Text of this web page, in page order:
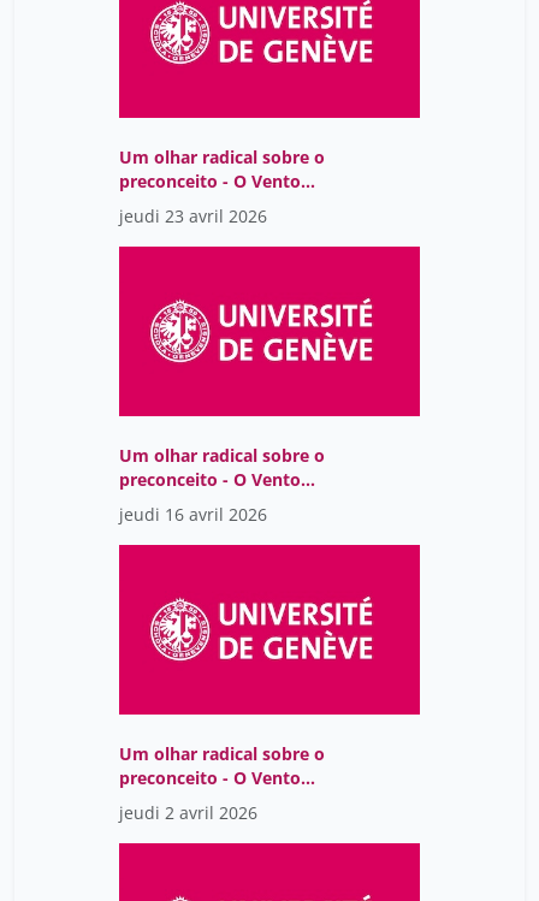
Um olhar radical sobre o
preconceito - O Vento
Assobiando nas Gruas,
de Lídia Jorge
jeudi 23 avril 2026
Um olhar radical sobre o
preconceito - O Vento
Assobiando nas Gruas,
de Lídia Jorge
jeudi 16 avril 2026
Um olhar radical sobre o
preconceito - O Vento
Assobiando nas Gruas,
de Lídia Jorge
jeudi 2 avril 2026